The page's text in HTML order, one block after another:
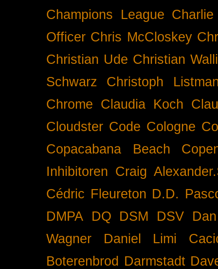
Champions League
Officer Chris McCloskey
Christian Ude Christian
Schwarz
Christoph
Chrome Claudia Koch
Cloudster Code Cologne
Copacabana Beach
Inhibitoren Craig
Cédric Fleureton D.D.
DMPA
DQ DSM DSV
Wagner
Daniel Limi
Boterenbrod Darmstadt